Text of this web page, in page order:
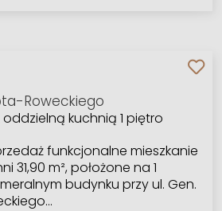
Roweckiego
kuchnią 1 piętro
funkcjonalne mieszkanie
31,90 m², położone na 1
budynku przy ul. Gen.